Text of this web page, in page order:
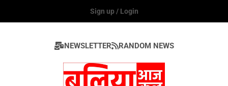
Sign up / Login
NEWSLETTER RANDOM NEWS